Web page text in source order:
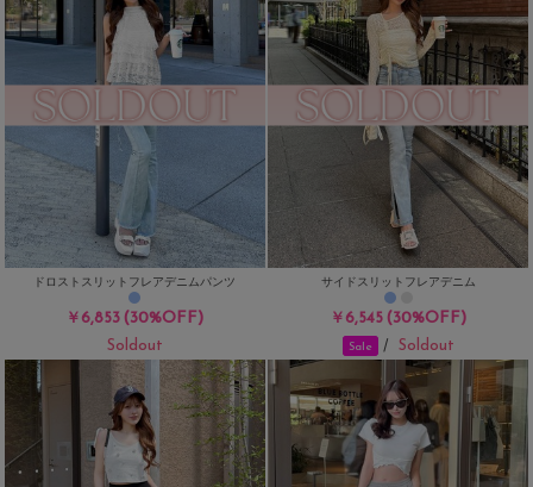
ドロストスリットフレアデニムパンツ
￥6,853(30%OFF)
サイドスリットフレアデニム
￥6,545(30%OFF)
Soldout Sale / Soldout